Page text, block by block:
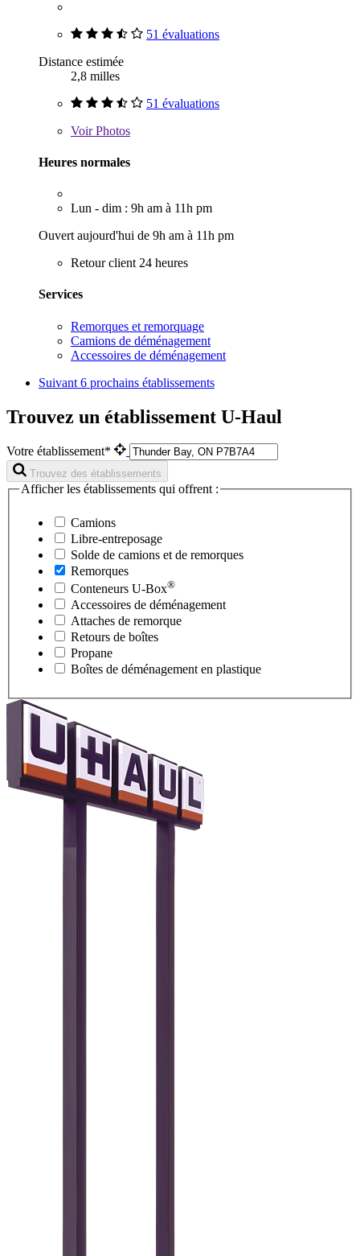
51 évaluations
Distance estimée
2,8 milles
51 évaluations
VoirPhotos
Heures normales
Lun - dim : 9h am à 11h pm
Ouvert aujourd'hui de 9h am à 11h pm
Retour client 24 heures
Services
Remorques et remorquage
Camions de déménagement
Accessoires de déménagement
Suivant 6 prochains établissements
Trouvez un établissement U-Haul
Votre établissement*
Trouvez des établissements
Afficher les établissements qui offrent :
Camions
Libre-entreposage
Solde de camions et de remorques
Remorques
Conteneurs U-Box®
Accessoires de déménagement
Attaches de remorque
Retours de boîtes
Propane
Boîtes de déménagement en plastique